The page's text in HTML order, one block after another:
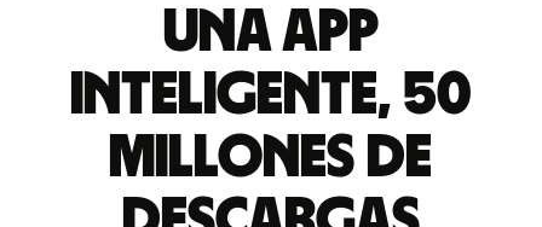
Una app
inteligente, 50
millones de